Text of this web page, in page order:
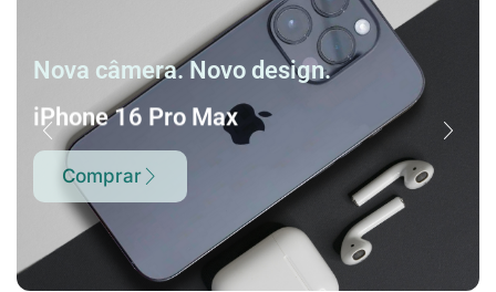
Nova câmera. Novo design.
iPhone 16 Pro Max
Comprar